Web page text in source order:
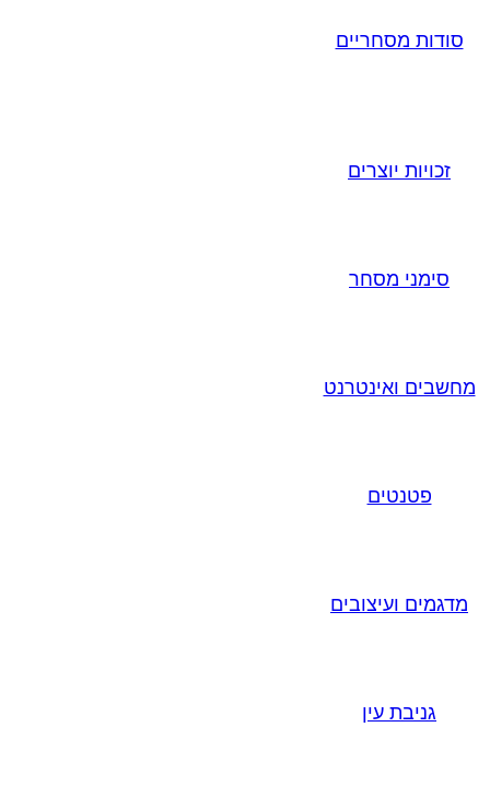
סודות מסחריים
זכויות יוצרים
סימני מסחר
מחשבים ואינטרנט
פטנטים
מדגמים ועיצובים
גניבת עין